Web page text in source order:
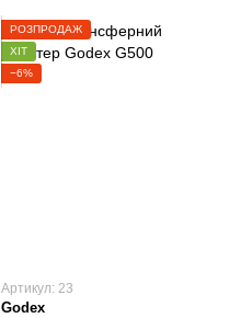
РОЗПРОДАЖ
ХІТ
−6%
Артикул: 23
Godex